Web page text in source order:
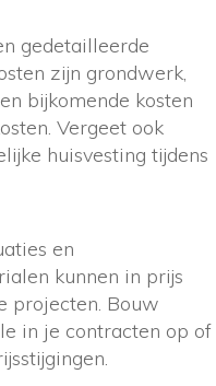
gedetailleerde
zijn grondwerk,
bijkomende kosten
Vergeet ook
huisvesting tijdens
en
kunnen in prijs
projecten. Bouw
in je contracten op of